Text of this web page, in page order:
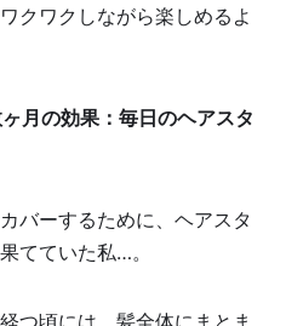
クワクしながら楽しめるよ
ヶ月の効果：毎日のヘアスタ
バーするために、ヘアスタ
てていた私…。
つ頃には、髪全体にまとま